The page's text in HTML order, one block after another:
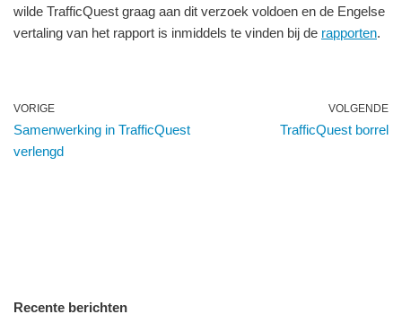
wilde TrafficQuest graag aan dit verzoek voldoen en de Engelse
vertaling van het rapport is inmiddels te vinden bij de rapporten.
VORIGE
Samenwerking in TrafficQuest
verlengd
VOLGENDE
TrafficQuest borrel
Recente berichten